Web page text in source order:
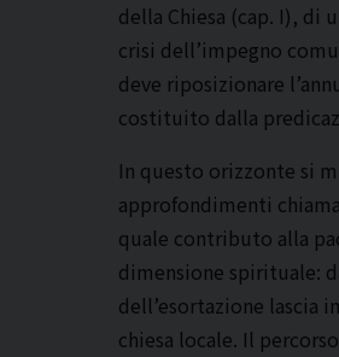
della Chiesa (cap. I), di
crisi dell’impegno
deve riposizionare
costituito dalla
In questo orizzonte si
approfondimenti
quale contributo alla
dimensione spirituale:
dell’esortazione lascia
chiesa locale. Il